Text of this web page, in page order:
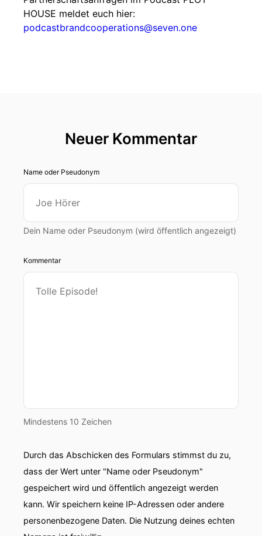
HOUSE meldet euch hier:
podcastbrandcooperations@seven.one
Neuer Kommentar
Name oder Pseudonym
Dein Name oder Pseudonym (wird öffentlich angezeigt)
Kommentar
Mindestens 10 Zeichen
Durch das Abschicken des Formulars stimmst du zu,
dass der Wert unter "Name oder Pseudonym"
gespeichert wird und öffentlich angezeigt werden
kann. Wir speichern keine IP-Adressen oder andere
personenbezogene Daten. Die Nutzung deines echten